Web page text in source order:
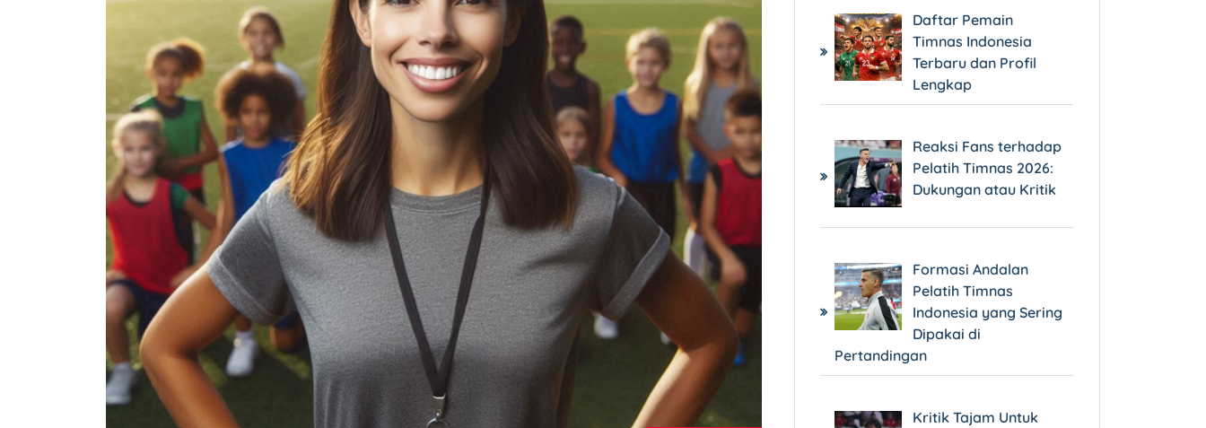
Daftar Pemain
Timnas Indonesia
Terbaru dan Profil
Lengkap
Reaksi Fans terhadap
Pelatih Timnas 2026:
Dukungan atau Kritik
Formasi Andalan
Pelatih Timnas
Indonesia yang Sering
Dipakai di
Pertandingan
Kritik Tajam Untuk